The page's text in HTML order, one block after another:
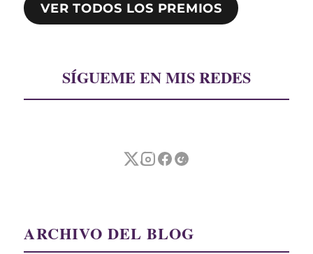
VER TODOS LOS PREMIOS
SÍGUEME EN MIS REDES
ARCHIVO DEL BLOG